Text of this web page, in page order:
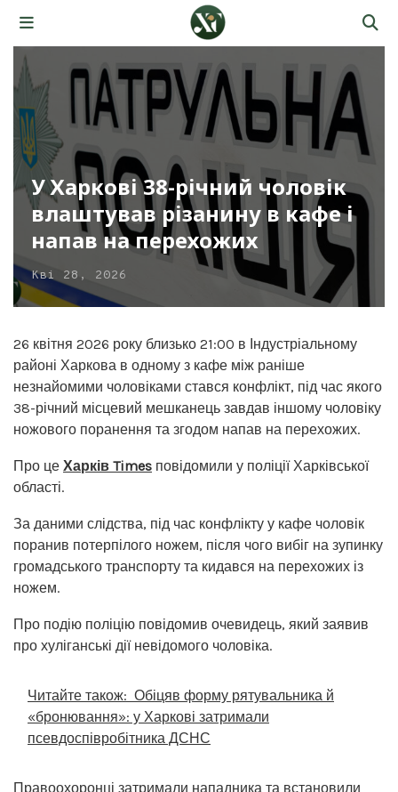
У Харкові 38-річний чоловік
влаштував різанину в кафе і
напав на перехожих
Кві 28, 2026
26 квітня 2026 року близько 21:00 в Індустріальному
районі Харкова в одному з кафе між раніше
незнайомими чоловіками стався конфлікт, під час якого
38-річний місцевий мешканець завдав іншому чоловіку
ножового поранення та згодом напав на перехожих.
Про це Харків Times повідомили у поліції Харківської
області.
За даними слідства, під час конфлікту у кафе чоловік
поранив потерпілого ножем, після чого вибіг на зупинку
громадського транспорту та кидався на перехожих із
ножем.
Про подію поліцію повідомив очевидець, який заявив
про хуліганські дії невідомого чоловіка.
Читайте також: Обіцяв форму рятувальника й
«бронювання»: у Харкові затримали
псевдоспівробітника ДСНС
Правоохоронці затримали нападника та встановили